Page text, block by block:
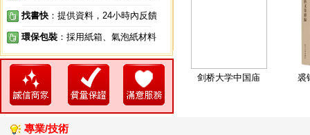
找書快 ：提供資料，24小時內反饋
環保包裝 ：採用紙箱、氣泡紙材料
剑桥大学中国庙 裘
專業/技術